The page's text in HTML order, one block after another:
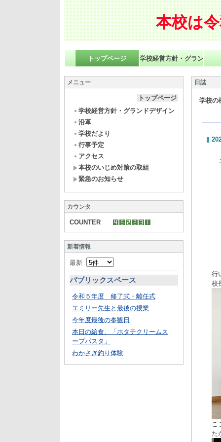
本校は
トップページ 学校経営方針・グランドデ
メニュー
トップページ
学校経営方針・グランドデザイン
沿革
学校だより
行事予定
アクセス
本校のいじめ対策の取組
緊急のお知らせ
カウンタ
COUNTER
新着情報
最新
パブリックスペース
令和５年度 修了式・離任式
エミリー先生と最後の授業
今年度最後の参観日
本日の給食、「ホタテクリームス
ープパスタ」
わかさぎ釣り体験
日誌
学校の
行
校
こ
た